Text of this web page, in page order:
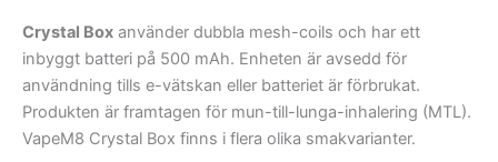
Crystal Box använder dubbla mesh-coils och har ett
inbyggt batteri på 500 mAh. Enheten är avsedd för
användning tills e-vätskan eller batteriet är förbrukat.
Produkten är framtagen för mun-till-lunga-inhalering (MTL).
VapeM8 Crystal Box finns i flera olika smakvarianter.